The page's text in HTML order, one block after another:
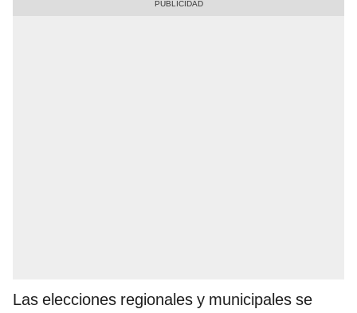
Las elecciones regionales y municipales se